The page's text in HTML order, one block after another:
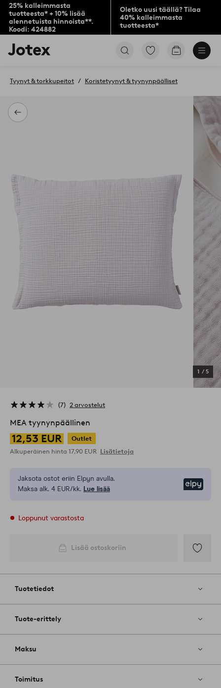
25% kalleimmasta
tuotteesta* + 10% lisää
alennetuista hinnoista**.
Koodi: 424882
Oletko uusi täällä? Tilaa
40% kalleimmasta
tuotteesta*
Jotex-
logo
aloitussivulle
Siirry
Siirry
Takaisin
Tyynyt & torkkupeitot Koristetyynyt & tyynynpäälliset
1 / 5
7 2 arvostelut
MEA tyynynpäällinen
12,53 EUR
Outlet
Alkuperäinen hinta 17,90 EUR Lisätietoja
Jaksota ostot eriin Elpyn avulla.
Maksa alk. 4 EUR/kk. Lue lisää
Loppunut varastosta
Lisää ostoskoriin
Tuotetiedot
Tuote-erittely
Maksu
Toimitus